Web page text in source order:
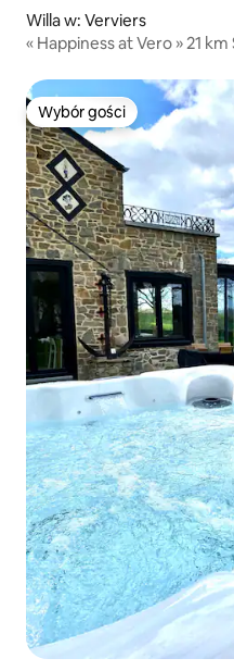
Willa w: Verviers
« Happiness at Vero » 21
Wybór gości
Wybór gości